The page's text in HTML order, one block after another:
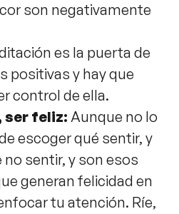
son negativamente
es la puerta de
positivas y hay que
control de ella.
ser feliz: Aunque no lo
escoger qué sentir, y
sentir, y son esos
generan felicidad en
tu atención. Ríe,